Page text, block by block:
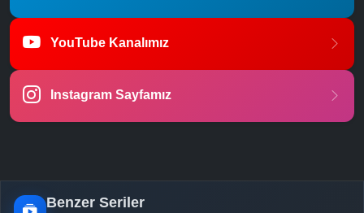
YouTube Kanalımız
Instagram Sayfamız
Benzer Seriler